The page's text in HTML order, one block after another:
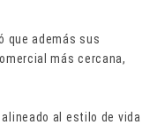
que además sus
más cercana,
al estilo de vida